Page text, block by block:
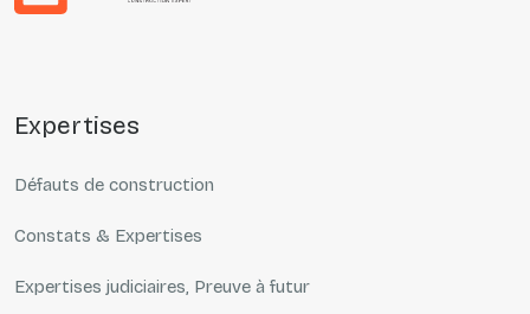
expertises
Défauts de construction
Constats & Expertises
Expertises judiciaires, Preuve à futur